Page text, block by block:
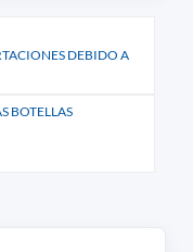
DEBIDO A
BOTELLAS